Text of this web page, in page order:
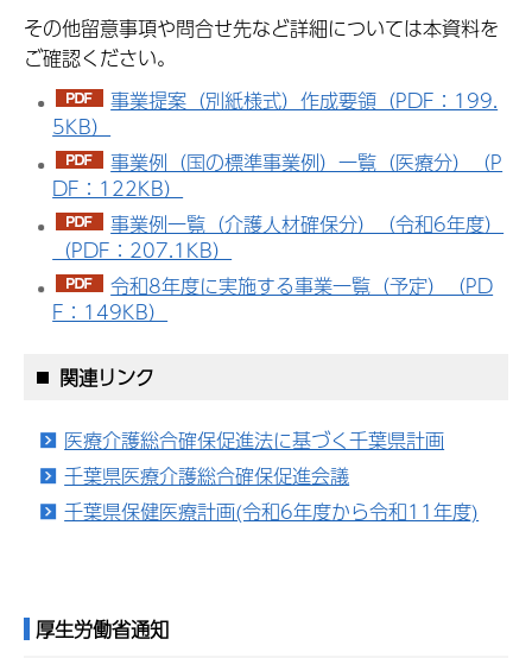
その他留意事項や問合せ先など詳細については本資料を
ご確認ください。
事業提案（別紙様式）作成要領（PDF：199.
5KB）
事業例（国の標準事業例）一覧（医療分）（P
DF：122KB）
事業例一覧（介護人材確保分）（令和6年度）
（PDF：207.1KB）
令和8年度に実施する事業一覧（予定）（PD
F：149KB）
関連リンク
医療介護総合確保促進法に基づく千葉県計画
千葉県医療介護総合確保促進会議
千葉県保健医療計画(令和6年度から令和11年度)
厚生労働省通知